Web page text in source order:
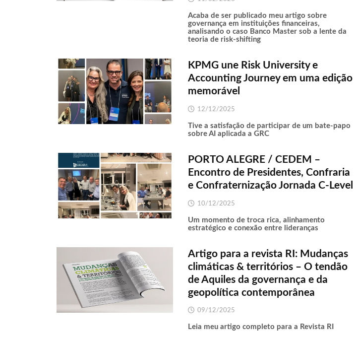
Acaba de ser publicado meu artigo sobre
governança em instituições financeiras,
analisando o caso Banco Master sob a lente da
teoria de risk-shifting
KPMG une Risk University e
Accounting Journey em uma edição
memorável
12/12/2025
Tive a satisfação de participar de um bate-papo
sobre AI aplicada a GRC
PORTO ALEGRE / CEDEM –
Encontro de Presidentes, Confraria
e Confraternização Jornada C-Level
10/12/2025
Um momento de troca rica, alinhamento
estratégico e conexão entre lideranças
Artigo para a revista RI: Mudanças
climáticas & territórios – O tendão
de Aquiles da governança e da
geopolítica contemporânea
09/12/2025
Leia meu artigo completo para a Revista RI